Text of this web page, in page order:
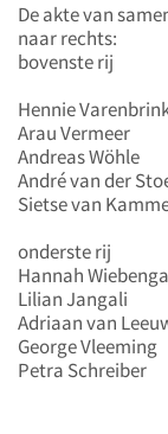
De akte van
naar rechts:
bovenste rij
Hennie
Arau Vermeer
Andreas Wöhle
André van der
Sietse van
onderste rij
Hannah Wiebenga
Lilian Jangali
Adriaan van
George Vleeming
Petra Schreiber